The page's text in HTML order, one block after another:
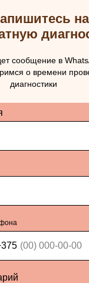
на
сообщение в
о времени
диагностики